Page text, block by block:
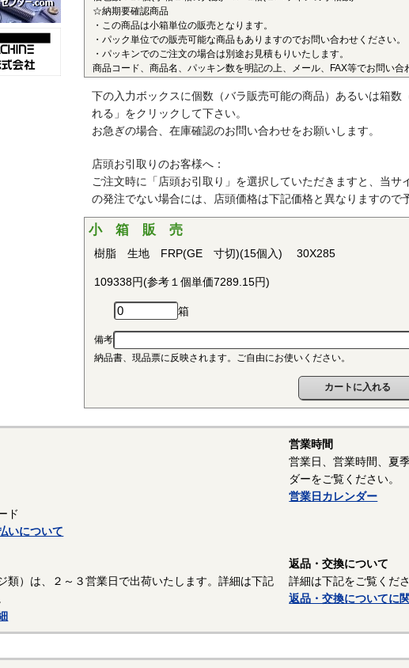
半結晶性の最高級性能を有するスーパーエンジニアリングプ
レベルの耐薬品性を有し、PEEKを溶解する唯一の汎用化学品
性、耐燃性、耐加水分解性にも優れ、OA機器分野、自動車分
どで用いられています。PEEKはVictrex plcの日本における登録
■ポリプロピレン(PP)
〇連続使用温度115℃（UL認定温度）〇燃焼性UL94 V-2
性、耐加水分解性、電気的特性にも優れ、応用範囲の広いプラ
ます。
■ポリアセタール(POM)
〇連続使用温度95℃（UL認定温度）〇燃焼性UL94 HB
結晶性のエンジニアリングプラスチックです。バランスの取
性で、耐クリープ性、摩擦摩耗特性、耐薬品性を備えているこ
車・各種機械・建材などの分野において広く用いられています。
■ポリアミド（ナイロン、PA）
〇連続使用温度PA6-65℃/PA66-75℃（UL認定温度）〇燃焼性
己潤滑性に優れています。耐油性、耐薬品性もよいので機械材
いので設計上配慮しなければならないという問題点もあります
■ポリスライダー
〇連続使用温度65℃（UL認定温度）〇燃焼性UL94 HB
優れたポリアミドの性質を活かし組成中に黒鉛粒子を均一に
プの表面に偏平状の黒鉛層となるよう製造されたものです。面
（以上はサンコーインダストリー様資料抜粋）
表面処理：生地
表面処理を施していない、素材そのままの状態です。鉄の場
行う場合があり、黒色酸化皮膜＋防錆油塗布のものも「生地」
☆納期要確認商品
・この商品は小箱単位の販売となります。
・パック単位での販売可能な商品もありますのでお問い合わせください。
・パッキンでのご注文の場合は別途お見積もりいたします。
商品コード、商品名、パッキン数を明記の上、メール、FAX等でお問い合
下の入力ボックスに個数（バラ販売可能の商品）あるいは箱数
れる」をクリックして下さい。
お急ぎの場合、在庫確認のお問い合わせをお願いします。
店頭お引取りのお客様へ：
ご注文時に「店頭お引取り」を選択していただきますと、当サ
の発注でない場合には、店頭価格は下記価格と異なりますので
小 箱 販 売
樹脂 生地 FRP(GE 寸切)(15個入) 30X285
109338円(参考１個単価7289.15円)
箱
備考
納品書、現品票に反映されます。ご自由にお使いください。
ド
いについて
営業時間
営業日、営業時間、夏
ダーをご覧ください。
営業日カレンダー
類）は、２～３営業日で出荷いたします。詳細は下記
返品・交換について
詳細は下記をご覧くださ
返品・交換についてに